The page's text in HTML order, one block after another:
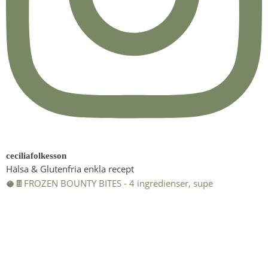
ceciliafolkesson
Hälsa & Glutenfria enkla recept
🥥🍫FROZEN BOUNTY BITES - 4 ingredienser, supe